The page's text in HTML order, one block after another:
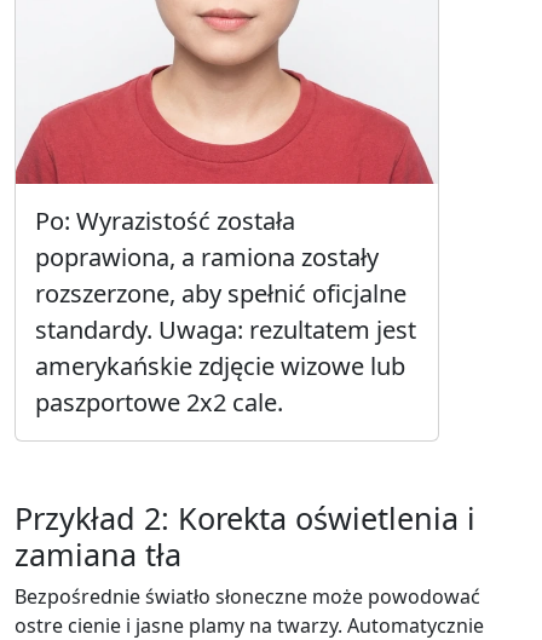
Po: Wyrazistość została
poprawiona, a ramiona zostały
rozszerzone, aby spełnić oficjalne
standardy. Uwaga: rezultatem jest
amerykańskie zdjęcie wizowe lub
paszportowe 2x2 cale.
Przykład 2: Korekta oświetlenia i
zamiana tła
Bezpośrednie światło słoneczne może powodować
ostre cienie i jasne plamy na twarzy. Automatycznie